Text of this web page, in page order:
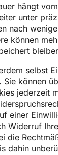
hängt
unter
nach
können
selbst
Sie können
jederzeit
einer
Widerruf
die
dahin